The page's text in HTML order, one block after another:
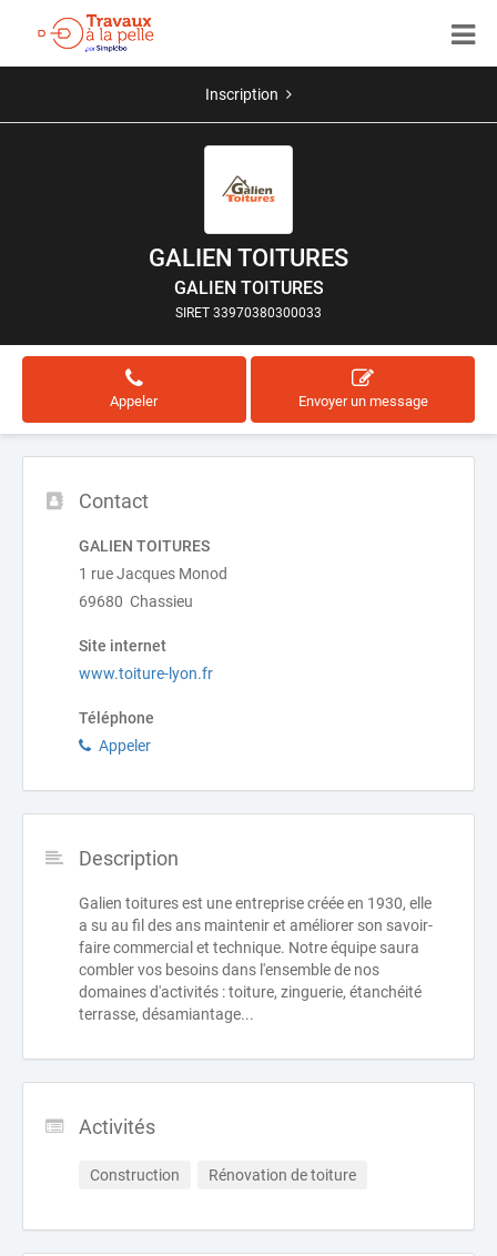
Inscription
GALIEN TOITURES
GALIEN TOITURES
SIRET 33970380300033
Appeler Envoyer un message
Contact
GALIEN TOITURES
1 rue Jacques Monod
69680 Chassieu
Site internet
www.toiture-lyon.fr
Téléphone
Appeler
Description
Galien toitures est une entreprise créée en 1930, elle
a su au fil des ans maintenir et améliorer son savoir-
faire commercial et technique. Notre équipe saura
combler vos besoins dans l'ensemble de nos
domaines d'activités : toiture, zinguerie, étanchéité
terrasse, désamiantage...
Activités
Construction Rénovation de toiture